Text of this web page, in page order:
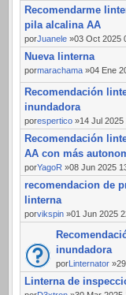
Recomendarme
pila alcalina AA
porJuanele »03 Oct 2025
Nueva linterna
pormarachama »04 Ene
Recomendación
inundadora
porespertico »14 Jul 2025
Recomendación
AA con más
porYagoR »08 Jun 2025
recomendacion de
linterna
porvikspin »01 Jun 2025
inundadora
por Linternator
Linterna de